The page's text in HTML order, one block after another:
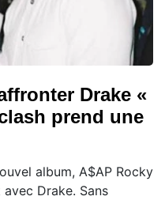
Drake «
prend une
album, A$AP Rocky
Drake. Sans